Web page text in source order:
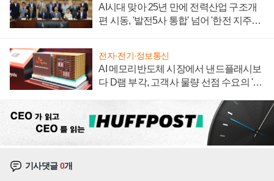
AI시대 맞아 25년 만에 전력산업 구조개
편 시동, '발전5사 통합' 넘어 '한전 지주사'
전자·전기·정보통신
AI 메모리반도체 시장에서 낸드플래시보
다 D램 부각, 고객사 물량 선점 수요의 '우
기사댓글0개